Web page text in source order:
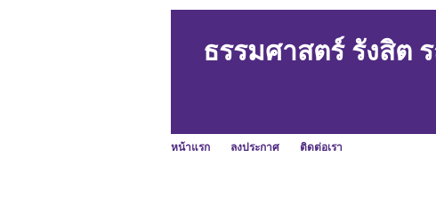
ธรรมศาสตร์ รังสิต
หน้าแรก ลงประกาศ ติดต่อเรา